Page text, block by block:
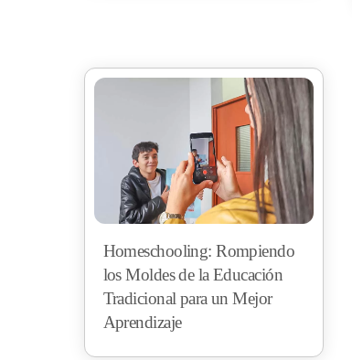
Homeschooling: Rompiendo
los Moldes de la Educación
Tradicional para un Mejor
Aprendizaje